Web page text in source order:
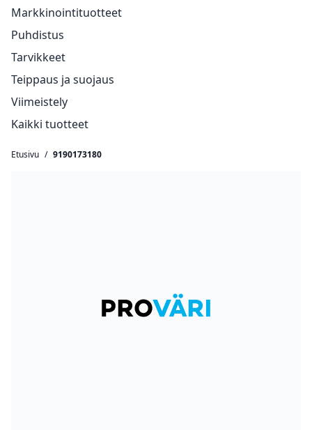
Markkinointituotteet
Puhdistus
Tarvikkeet
Teippaus ja suojaus
Viimeistely
Kaikki tuotteet
Etusivu / 9190173180